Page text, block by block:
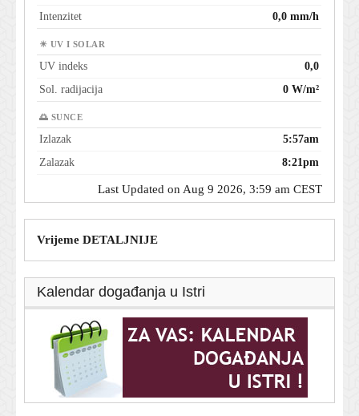
Intenzitet
0,0 mm/h
☀ UV I SOLAR
UV indeks
0,0
Sol. radijacija
0 W/m²
🌅 SUNCE
Izlazak
5:57am
Zalazak
8:21pm
Last Updated on Aug 9 2026, 3:59 am CEST
Vrijeme DETALJNIJE
Kalendar događanja u Istri